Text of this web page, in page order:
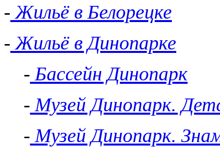
- Жильё в Белорецке
- Жильё в Динопарке
- Бассейн Динопарк
- Музей Динопарк.
- Музей Динопарк.